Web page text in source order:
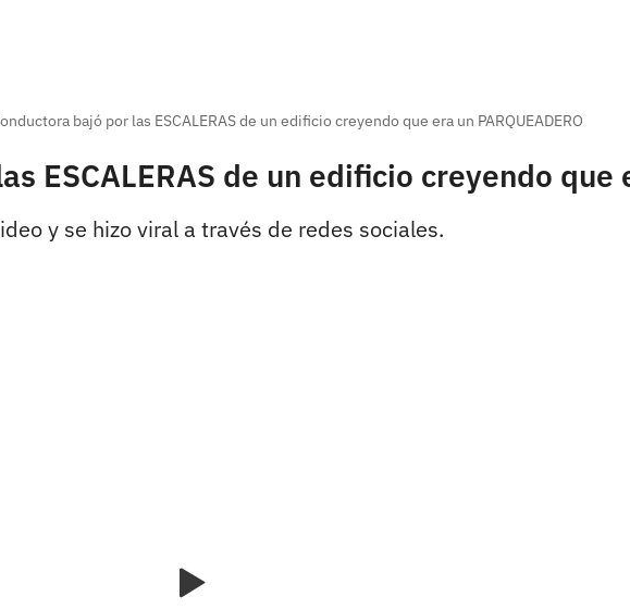
bajó por las ESCALERAS de un edificio creyendo que era un PARQUEADERO
ESCALERAS de un edificio creyendo que
y se hizo viral a través de redes sociales.